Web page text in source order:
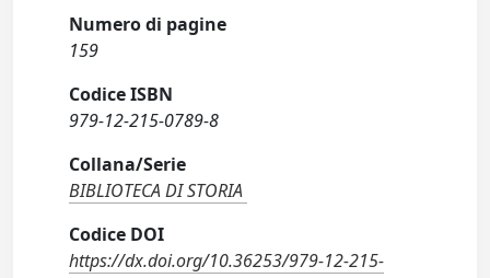
Numero di pagine
159
Codice ISBN
979-12-215-0789-8
Collana/Serie
BIBLIOTECA DI STORIA
Codice DOI
https://dx.doi.org/10.36253/979-12-215-